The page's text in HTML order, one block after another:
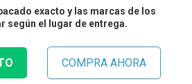
exacto y las marcas de los
según el lugar de entrega.